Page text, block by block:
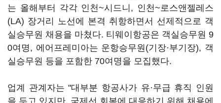
는 올해부터 각각 인천~시드니, 인천~로스앤젤레스
(LA) 장거리 노선에 본격 취항하면서 선제적으로 객
실승무원 채용을 마쳤다. 티웨이항공은 객실승무원 9
0여명, 에어프레미아는 운항승무원(기장·부기장), 객
실승무원 등을 포함한 70여명을 모집했다.
업계 관계자는 "대부분 항공사가 유·무급 휴직 인원
을 두고 있지만, 국제선 회복에 대응하기 위해 채용에